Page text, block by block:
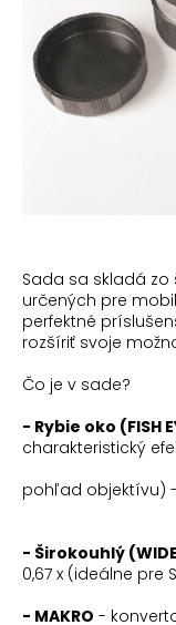
Sada sa skladá
určených pre
perfektné
rozšíriť svoje
Čo je v sade?
- Rybie oko (FISH
charakteristický
pohľad objektívu)
180-
- Širokouhlý
0,67 x (ideálne pre
- MAKRO -